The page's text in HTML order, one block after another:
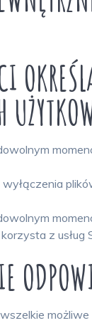
wyłączenia
z usług